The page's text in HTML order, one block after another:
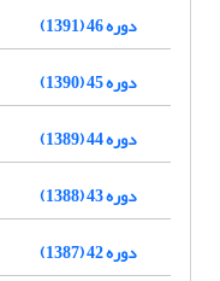
دوره 46 (1391)
دوره 45 (1390)
دوره 44 (1389)
دوره 43 (1388)
دوره 42 (1387)